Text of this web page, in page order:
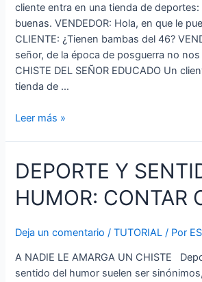
cliente entra en una tienda de deportes:
buenas. VENDEDOR: Hola, en que le
CLIENTE: ¿Tienen bambas del 46?
señor, de la época de posguerra no
CHISTE DEL SEÑOR EDUCADO Un
tienda de …
CHISTES
Leer más »
DEPORTE Y
HUMOR: CONTAR
Deja un comentario /TUTORIAL / Por
A NADIE LE AMARGA UN CHISTE
sentido del humor suelen ser